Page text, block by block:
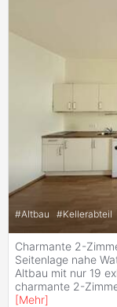
#Altbau #Kellerabteil
Charmante 2-
Seitenlage nahe
Altbau mit nur 19
charmante 2-
[Mehr]